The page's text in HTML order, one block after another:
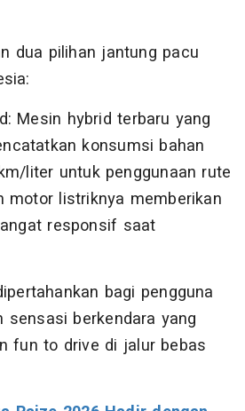
dua pilihan jantung pacu
Mesin hybrid terbaru yang
konsumsi bahan
liter untuk penggunaan rute
motor listriknya memberikan
responsif saat
bagi pengguna
sensasi berkendara yang
fun to drive di jalur bebas